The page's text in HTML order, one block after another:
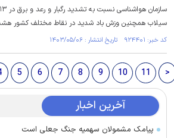
سیلاب همچنین وزش باد شدید در نقاط مختلف کشور
کد خبر: ۹۲۴۴۰۱ تاریخ انتشار : ۱۴۰۳/۰۵/۰۶
5 6 7 8 9 10 11 >
آخرین اخبار
پیامک مشمولان سهمیه جنگ جعلی است